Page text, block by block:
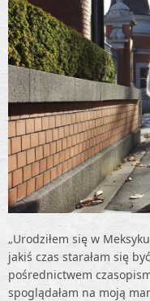
„Urodziłem się w
jakiś czas starałam się
pośrednictwem
spoglądałam na moją